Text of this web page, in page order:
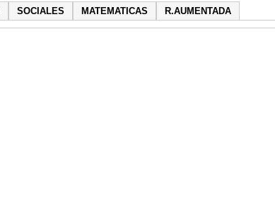
SOCIALES MATEMATICAS R.AUMENTADA